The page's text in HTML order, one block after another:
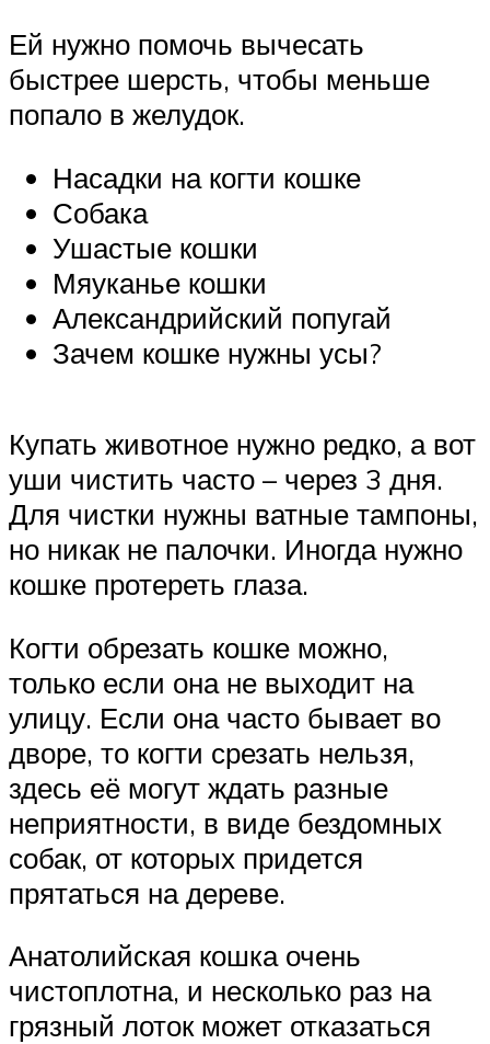
Ей нужно помочь вычесать
быстрее шерсть, чтобы меньше
попало в желудок.
Насадки на когти кошке
Собака
Ушастые кошки
Мяуканье кошки
Александрийский попугай
Зачем кошке нужны усы?
Купать животное нужно редко, а вот
уши чистить часто – через 3 дня.
Для чистки нужны ватные тампоны,
но никак не палочки. Иногда нужно
кошке протереть глаза.
Когти обрезать кошке можно,
только если она не выходит на
улицу. Если она часто бывает во
дворе, то когти срезать нельзя,
здесь её могут ждать разные
неприятности, в виде бездомных
собак, от которых придется
прятаться на дереве.
Анатолийская кошка очень
чистоплотна, и несколько раз на
грязный лоток может отказаться